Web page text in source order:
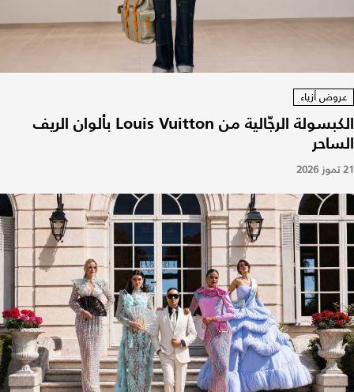
عروض أزياء
الكبسولة الرجّالية من Louis Vuitton بألوان الريف
الساحر
21 تموز 2026